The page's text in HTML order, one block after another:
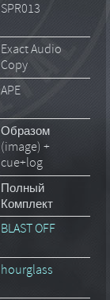
SPR013
Exact Audio
Copy
APE
Образом
(image) +
cue+log
Полный
Комплект
BLAST OFF
hourglass